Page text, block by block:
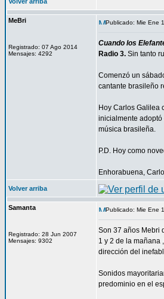
MeBri
Registrado: 07 Ago 2014
Mensajes: 4292
Publicado: Mie Ene
Cuando los
Radio 3. Sin tanto
Comenzó un
cantante brasileño
Hoy Carlos Galilea
inicialmente adoptó
música brasileña.
P.D. Hoy como
Enhorabuena,
Volver arriba
Samanta
Registrado: 28 Jun 2007
Mensajes: 9302
Publicado: Mie Ene
Son 37 años Mebri
1 y 2 de la mañana
dirección del
Sonidos
predominio en el